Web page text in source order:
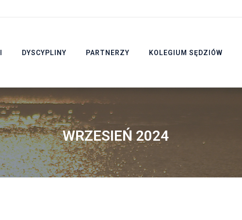
DYSCYPLINY PARTNERZY KOLEGIUM SĘDZIÓW
WRZESIEŃ 2024